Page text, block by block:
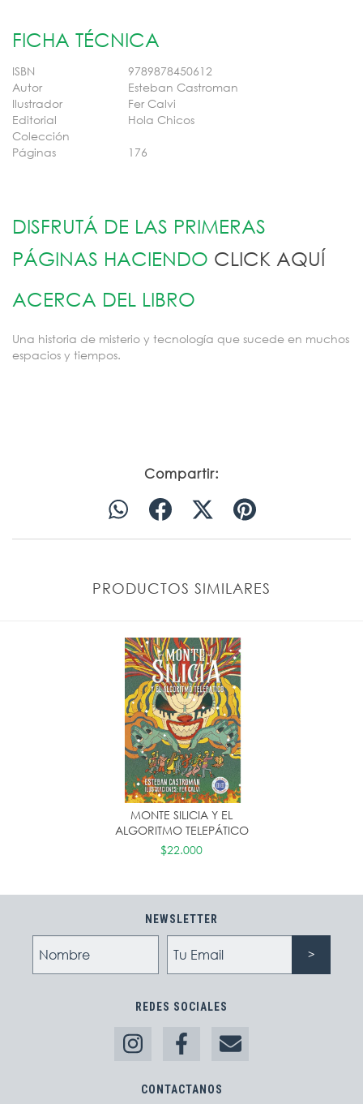
FICHA TÉCNICA
ISBN
9789878450612
Autor
Esteban Castroman
Ilustrador
Fer Calvi
Editorial
Hola Chicos
Colección
Páginas
176
DISFRUTÁ DE LAS PRIMERAS
PÁGINAS HACIENDO CLICK AQUÍ
ACERCA DEL LIBRO
Una historia de misterio y tecnología que sucede en muchos
espacios y tiempos.
Compartir:
PRODUCTOS SIMILARES
MONTE SILICIA Y EL
ALGORITMO TELEPÁTICO
$22.000
NEWSLETTER
REDES SOCIALES
CONTACTANOS